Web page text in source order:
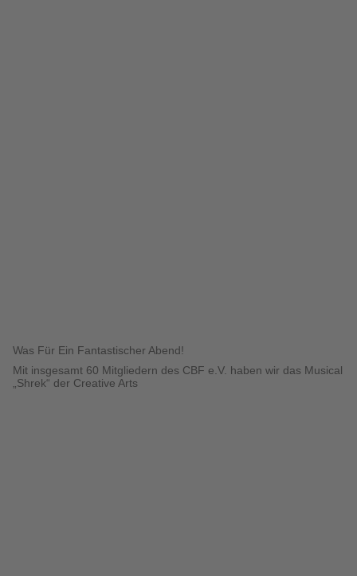
Was Für Ein Fantastischer Abend!
Mit insgesamt 60 Mitgliedern des CBF e.V. haben wir das Musical
„Shrek“ der Creative Arts